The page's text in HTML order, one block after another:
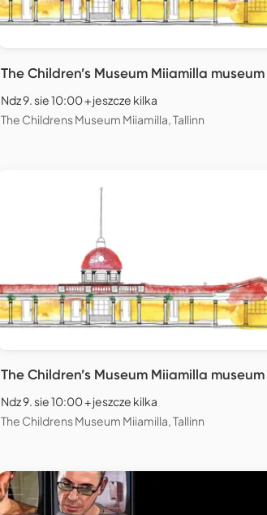
The Children’s Museum Miiamilla
Ndz 9. sie 10:00 + jeszcze kilka
The Childrens Museum Miiamilla, Tallinn
The Children’s Museum Miiamilla
Ndz 9. sie 10:00 + jeszcze kilka
The Childrens Museum Miiamilla, Tallinn